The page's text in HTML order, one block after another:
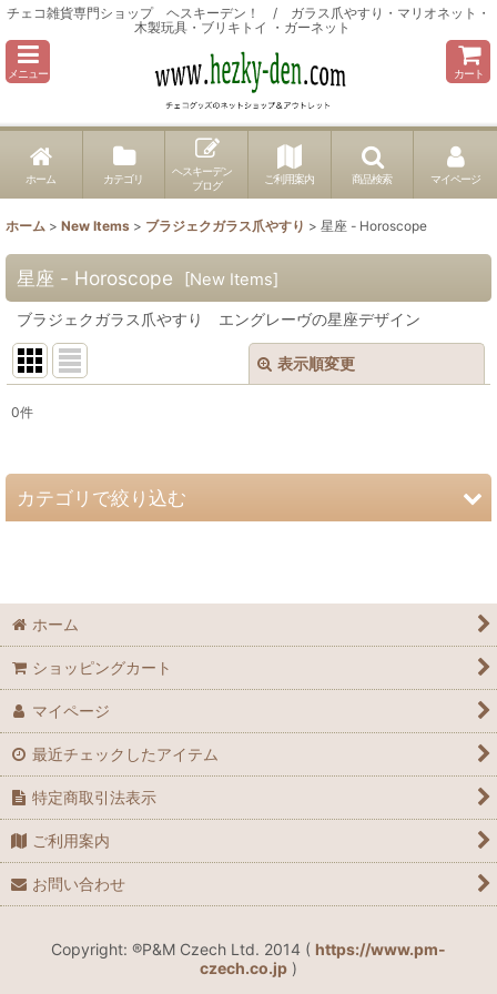
チェコ雑貨専門ショップ ヘスキーデン！ / ガラス爪やすり・マリオネット・
木製玩具・ブリキトイ ・ガーネット
メニュー カート
ホーム カテゴリ
ヘスキーデン
ブログ
ご利用案内 商品検索 マイページ
ホーム > New Items > ブラジェクガラス爪やすり > 星座 - Horoscope
星座 - Horoscope [New Items]
ブラジェクガラス爪やすり エングレーヴの星座デザイン
表示順変更
並び順 :
0件
カテゴリで絞り込む
Antibactif ®
ジャパニーズパターン
ハンドペイント
エングレーヴ
プレーン
星座 - Horoscope
スペシャル デザイン
ホーム
ショッピングカート
マイページ
最近チェックしたアイテム
特定商取引法表示
ご利用案内
お問い合わせ
Copyright: ®P&M Czech Ltd. 2014 ( https://www.pm-
czech.co.jp )